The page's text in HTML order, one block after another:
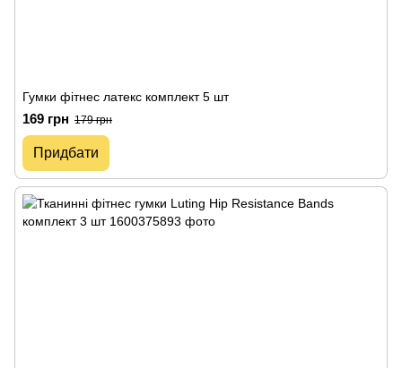
Гумки фітнес латекс комплект 5 шт
169 грн 179 грн
Придбати